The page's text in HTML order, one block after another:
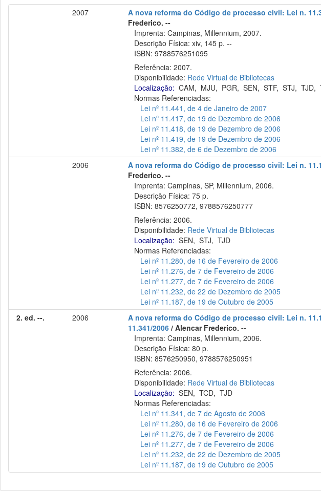
2007 A nova reforma do Código de processo civil: Lei n.
Frederico. --
Imprenta: Campinas, Millennium, 2007.
Descrição Física: xiv, 145 p. --
ISBN: 9788576251095
Referência: 2007.
Disponibilidade: Rede Virtual de Bibliotecas
Localização: CAM, MJU, PGR,SEN,STF,STJ,TJD,
Normas Referenciadas:
Lei nº 11.441, de 4 de Janeiro de 2007
Lei nº 11.417, de 19 de Dezembro de 2006
Lei nº 11.418, de 19 de Dezembro de 2006
Lei nº 11.419, de 19 de Dezembro de 2006
Lei nº 11.382, de 6 de Dezembro de 2006
2006
A nova reforma do Código de processo civil: Lei n.
Frederico. --
Imprenta: Campinas, SP, Millennium, 2006.
Descrição Física: 75 p.
ISBN: 8576250772, 9788576250777
Referência: 2006.
Disponibilidade: Rede Virtual de Bibliotecas
Localização: SEN,STJ,TJD
Normas Referenciadas:
Lei nº 11.280, de 16 de Fevereiro de 2006
Lei nº 11.276, de 7 de Fevereiro de 2006
Lei nº 11.277, de 7 de Fevereiro de 2006
Lei nº 11.232, de 22 de Dezembro de 2005
Lei nº 11.187, de 19 de Outubro de 2005
2. ed. --.
2006
A nova reforma do Código de processo civil: Lei n.
11.341/2006 / Alencar Frederico. --
Imprenta: Campinas, Millennium, 2006.
Descrição Física: 80 p.
ISBN: 8576250950, 9788576250951
Referência: 2006.
Disponibilidade: Rede Virtual de Bibliotecas
Localização: SEN,TCD,TJD
Normas Referenciadas:
Lei nº 11.341, de 7 de Agosto de 2006
Lei nº 11.280, de 16 de Fevereiro de 2006
Lei nº 11.276, de 7 de Fevereiro de 2006
Lei nº 11.277, de 7 de Fevereiro de 2006
Lei nº 11.232, de 22 de Dezembro de 2005
Lei nº 11.187, de 19 de Outubro de 2005